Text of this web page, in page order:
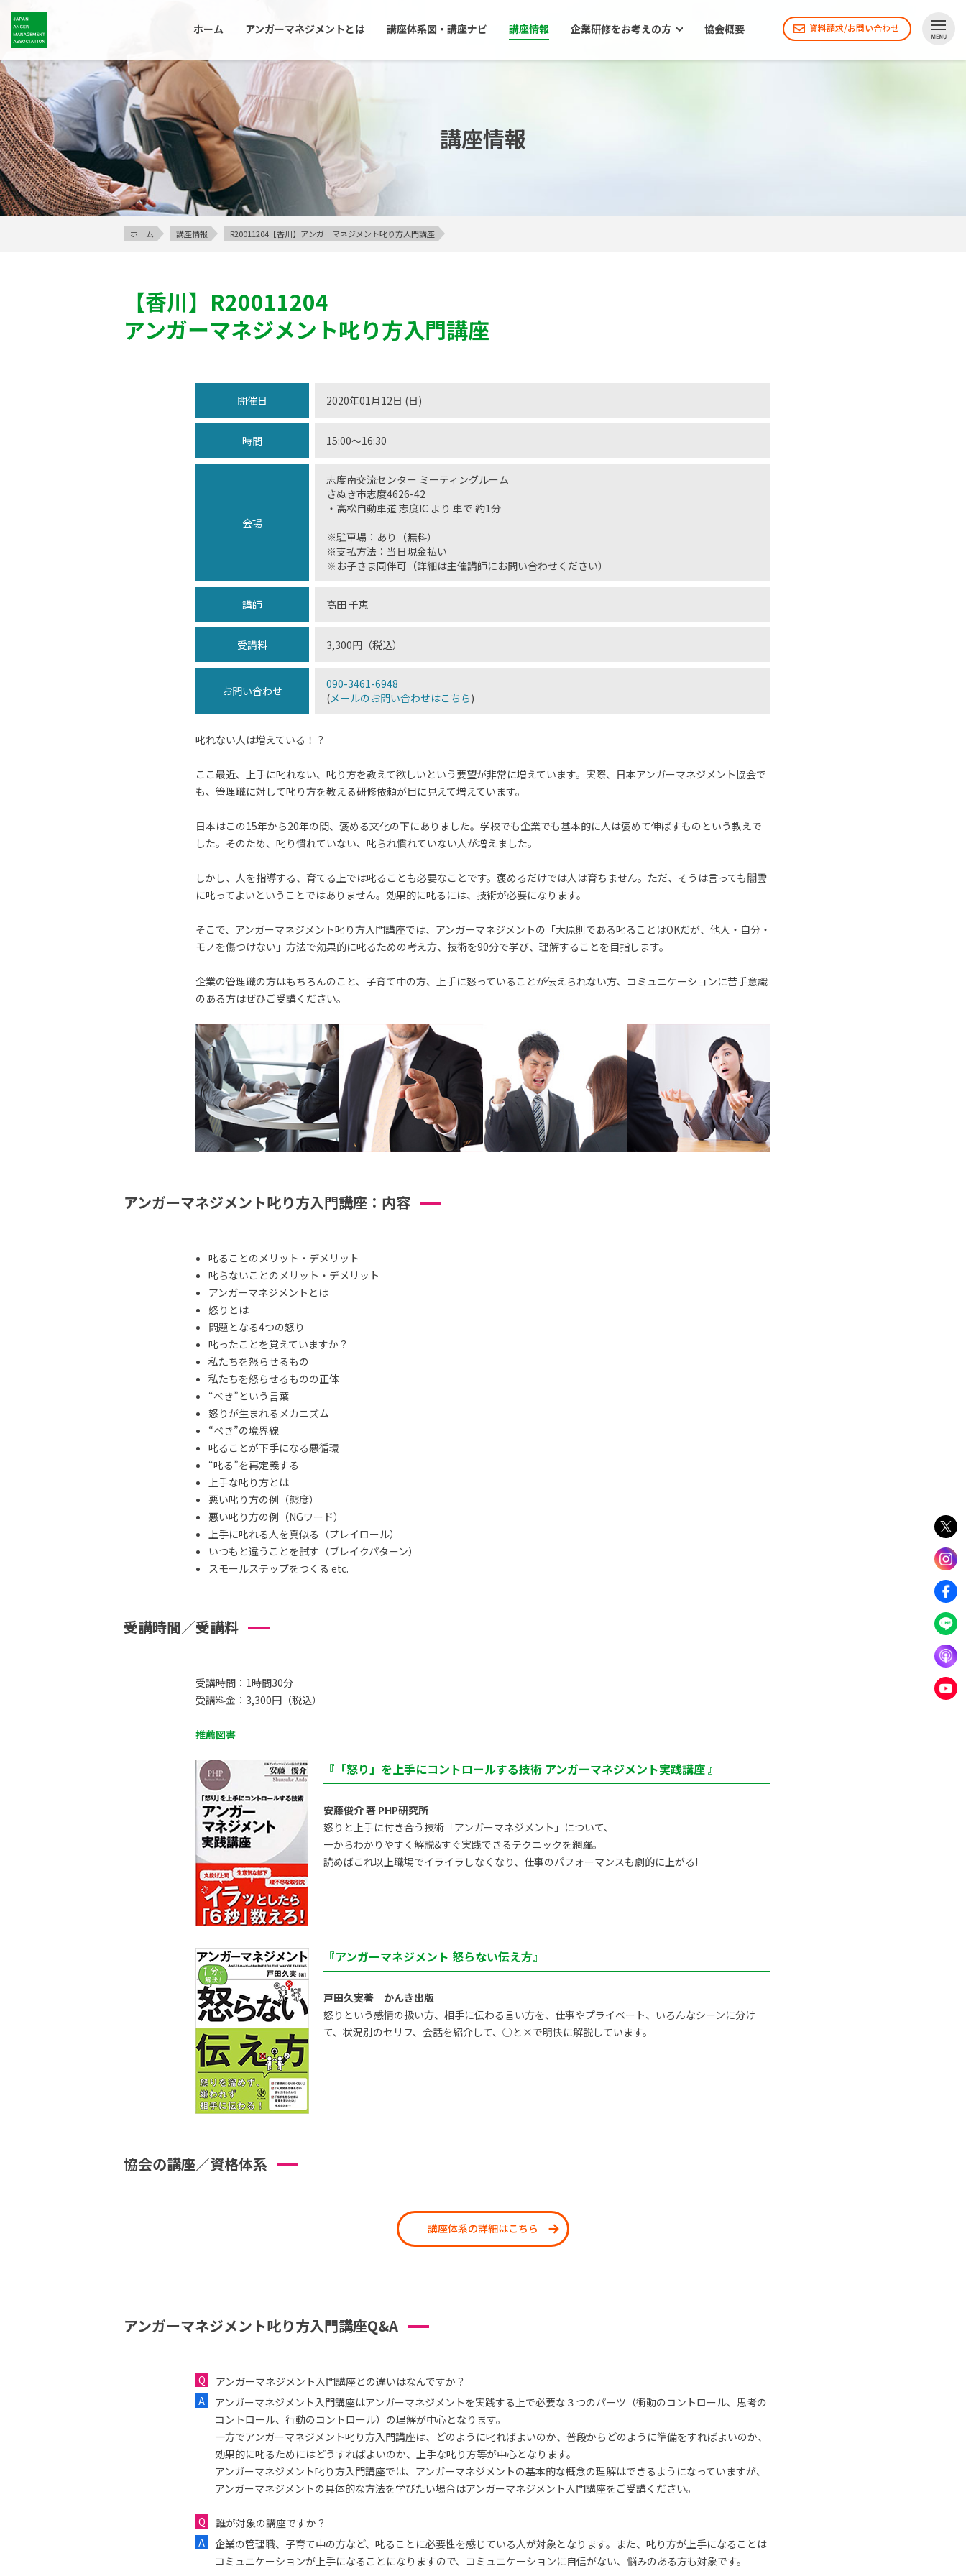
ホーム アンガーマネジメントとは 講座体系図・講座ナビ 講座情報 企業研修をお考えの方 協会概要 資料請求/お問い合わせ
講座情報
ホーム 講座情報 R20011204【香川】アンガーマネジメント叱り方入門講座
【香川】 R20011204
アンガーマネジメント叱り方入門講座
開催日 2020年01月12日 (日)
時間 15:00〜16:30
会場
志度南交流センター ミーティングルーム
さぬき市志度4626-42
・高松自動車道 志度IC より 車で 約1分
※駐車場：あり（無料）
※支払方法：当日現金払い
※お子さま同伴可（詳細は主催講師にお問い合わせください）
講師 高田 千恵
受講料 3,300円（税込）
お問い合わせ
090-3461-6948
(メールのお問い合わせはこちら)
叱れない人は増えている！？
ここ最近、上手に叱れない、叱り方を教えて欲しいという要望が非常に増えています。実際、日本アンガーマネジメント協会で
も、管理職に対して叱り方を教える研修依頼が目に見えて増えています。
日本はこの15年から20年の間、褒める文化の下にありました。学校でも企業でも基本的に人は褒めて伸ばすものという教えで
した。そのため、叱り慣れていない、叱られ慣れていない人が増えました。
しかし、人を指導する、育てる上では叱ることも必要なことです。褒めるだけでは人は育ちません。ただ、そうは言っても闇雲
に叱ってよいということではありません。効果的に叱るには、技術が必要になります。
そこで、アンガーマネジメント叱り方入門講座では、アンガーマネジメントの「大原則である叱ることはOKだが、他人・自分・
モノを傷つけない」方法で効果的に叱るための考え方、技術を90分で学び、理解することを目指します。
企業の管理職の方はもちろんのこと、子育て中の方、上手に怒っていることが伝えられない方、コミュニケーションに苦手意識
のある方はぜひご受講ください。
アンガーマネジメント叱り方入門講座：内容
叱ることのメリット・デメリット
叱らないことのメリット・デメリット
アンガーマネジメントとは
怒りとは
問題となる4つの怒り
叱ったことを覚えていますか？
私たちを怒らせるもの
私たちを怒らせるものの正体
“べき”という言葉
怒りが生まれるメカニズム
“べき”の境界線
叱ることが下手になる悪循環
“叱る”を再定義する
上手な叱り方とは
悪い叱り方の例（態度）
悪い叱り方の例（NGワード）
上手に叱れる人を真似る（プレイロール）
いつもと違うことを試す（ブレイクパターン）
スモールステップをつくる etc.
受講時間／受講料
受講時間：1時間30分
受講料金：3,300円（税込）
推薦図書
『「怒り」を上手にコントロールする技術 アンガーマネジメント実践講座 』
安藤俊介 著 PHP研究所
怒りと上手に付き合う技術「アンガーマネジメント」について、
一からわかりやすく解説&すぐ実践できるテクニックを網羅。
読めばこれ以上職場でイライラしなくなり、仕事のパフォーマンスも劇的に上がる!
『アンガーマネジメント 怒らない伝え方』
戸田久実著 かんき出版
怒りという感情の扱い方、相手に伝わる言い方を、仕事やプライベート、いろんなシーンに分け
て、状況別のセリフ、会話を紹介して、○と×で明快に解説しています。
協会の講座／資格体系
講座体系の詳細はこちら
アンガーマネジメント叱り方入門講座Q&A
アンガーマネジメント入門講座との違いはなんですか？
アンガーマネジメント入門講座はアンガーマネジメントを実践する上で必要な３つのパーツ（衝動のコントロール、思考の
コントロール、行動のコントロール）の理解が中心となります。
一方でアンガーマネジメント叱り方入門講座は、どのように叱ればよいのか、普段からどのように準備をすればよいのか、
効果的に叱るためにはどうすればよいのか、上手な叱り方等が中心となります。
アンガーマネジメント叱り方入門講座では、アンガーマネジメントの基本的な概念の理解はできるようになっていますが、
アンガーマネジメントの具体的な方法を学びたい場合はアンガーマネジメント入門講座をご受講ください。
誰が対象の講座ですか？
企業の管理職、子育て中の方など、叱ることに必要性を感じている人が対象となります。また、叱り方が上手になることは
コミュニケーションが上手になることになりますので、コミュニケーションに自信がない、悩みのある方も対象です。